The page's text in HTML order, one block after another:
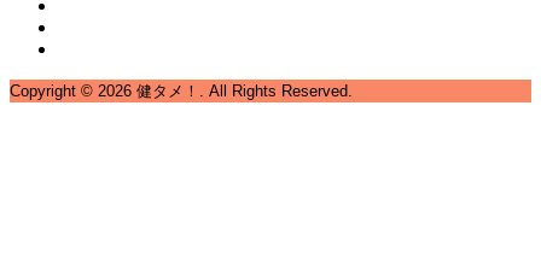
Copyright © 2026 健タメ！. All Rights Reserved.